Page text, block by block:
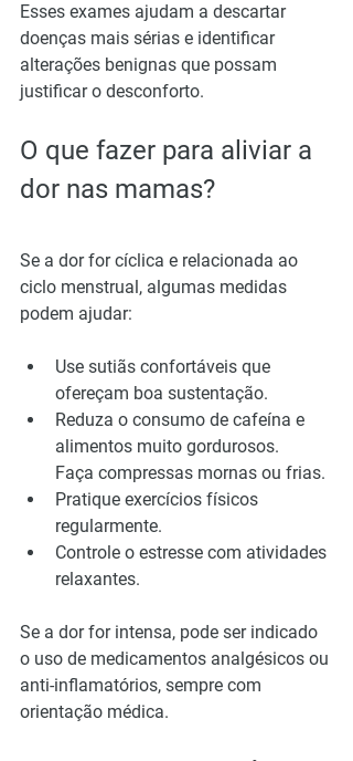
Esses exames ajudam a descartar
doenças mais sérias e identificar
alterações benignas que possam
justificar o desconforto.
O que fazer para aliviar a
dor nas mamas?
Se a dor for cíclica e relacionada ao
ciclo menstrual, algumas medidas
podem ajudar:
Use sutiãs confortáveis que
ofereçam boa sustentação.
Reduza o consumo de cafeína e
alimentos muito gordurosos.
Faça compressas mornas ou frias.
Pratique exercícios físicos
regularmente.
Controle o estresse com atividades
relaxantes.
Se a dor for intensa, pode ser indicado
o uso de medicamentos analgésicos ou
anti-inflamatórios, sempre com
orientação médica.